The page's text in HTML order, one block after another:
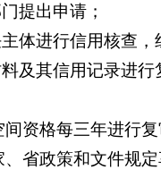
提出申请；
体进行信用核查
及其信用记录进
资格每三年进行
省政策和文件规